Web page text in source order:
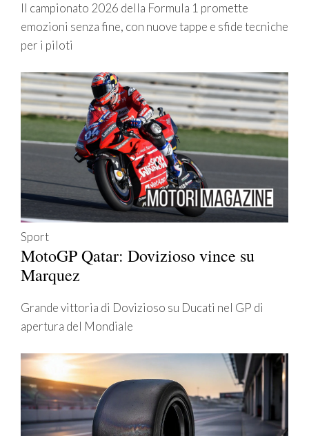
Il campionato 2026 della Formula 1 promette
emozioni senza fine, con nuove tappe e sfide tecniche
per i piloti
Sport
MotoGP Qatar: Dovizioso vince su
Marquez
Grande vittoria di Dovizioso su Ducati nel GP di
apertura del Mondiale